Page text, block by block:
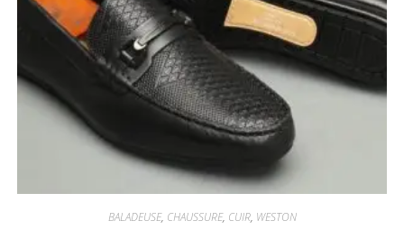
BALADEUSE, CHAUSSURE, CUIR, WESTON